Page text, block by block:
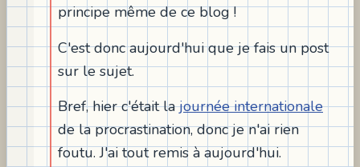
principe même de ce blog !
C'est donc aujourd'hui que je fais un post
sur le sujet.
Bref, hier c'était lajournée internationale
de la procrastination, donc je n'ai rien
foutu. J'ai tout remis à aujourd'hui.